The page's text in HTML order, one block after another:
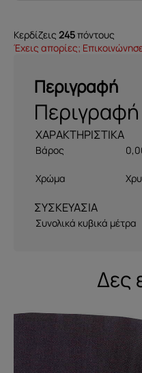
Κερδίζεις 245πόντους
Έχεις απορίες;
Περιγραφή
Βάρος
Χρώμα
ΣΥΣΚΕΥΑΣΙΑ
Συνολικά κυβικά μέτρα
Δες